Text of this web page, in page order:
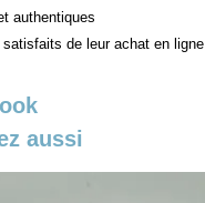
authentiques
de leur achat en ligne
aussi